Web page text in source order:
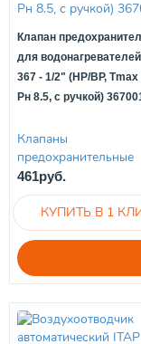
Клапан
для
367 - 1/2" (НР/ВР, Tmax
Рн 8.5, с ручкой)
Клапаны
предохранительные
461руб.